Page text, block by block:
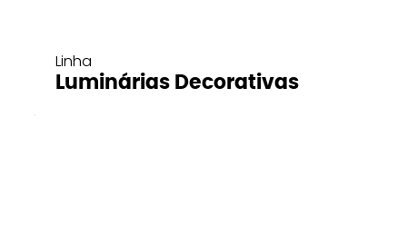
Linha
Luminárias Decorativas